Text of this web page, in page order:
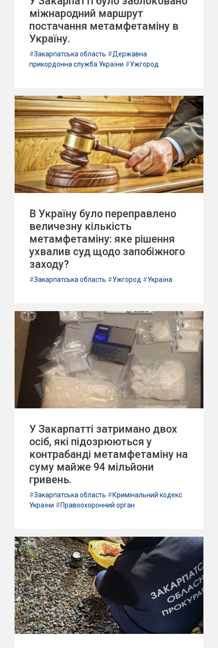
міжнародний маршрут
постачання метамфетаміну в
Україну.
#Закарпатська область #Державна
прикордонна служба України #Ужгород
В Україну було переправлено
величезну кількість
метамфетаміну: яке рішення
ухвалив суд щодо запобіжного
заходу?
#Закарпатська область #Ужгород #Україна
У Закарпатті затримано двох
осіб, які підозрюються у
контрабанді метамфетаміну на
суму майже 94 мільйони
гривень.
#Закарпатська область #Кримінальний кодекс
України #Правоохоронний орган